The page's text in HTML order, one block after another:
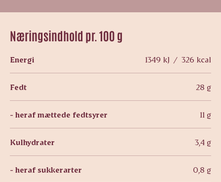
Næringsindhold pr. 100 g
Energi 1349 kJ / 326 kcal
Fedt 28 g
- heraf mættede fedtsyrer 11 g
Kulhydrater 3,4 g
- heraf sukkerarter 0,8 g